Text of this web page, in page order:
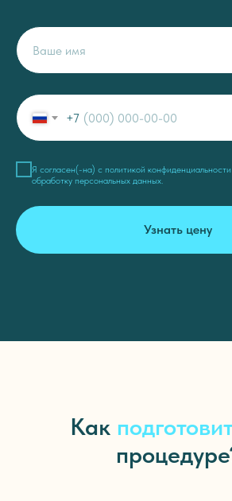
+7
Я согласен(-на) c политикой конфиденциальности
обработку персональных данных.
Узнать цену
Как